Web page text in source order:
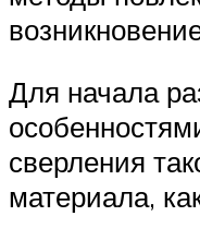
Для начала
сверления
материала,